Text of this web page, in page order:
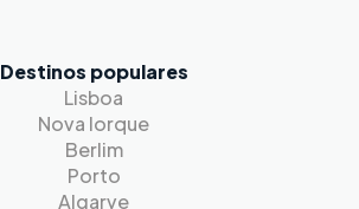
Destinos populares
Lisboa
Nova Iorque
Berlim
Porto
Algarve